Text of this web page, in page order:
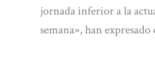
jornada inferior a la
semana», han